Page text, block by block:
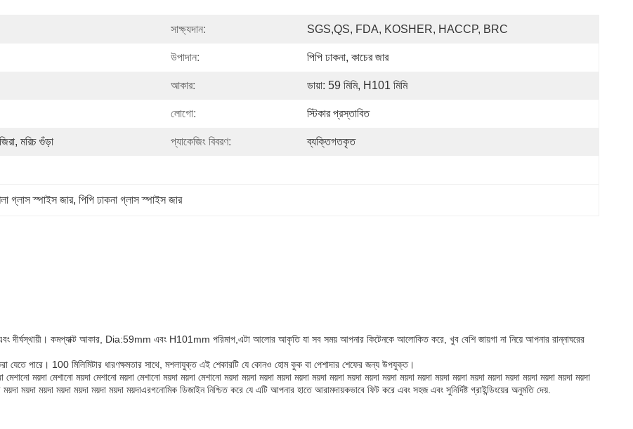
সাক্ষ্যদান: SGS,QS, FDA, KOSHER, HACCP, BRC
উপাদান: পিপি ঢাকনা, কাচের জার
আকার: ডায়া: 59 মিমি, H101 মিমি
লোগো: স্টিকার প্রস্তাবিত
মরিচ গুঁড়া প্যাকেজিং বিবরণ: ব্যক্তিগতকৃত
গ্লাস স্পাইস জার, পিপি ঢাকনা গ্লাস স্পাইস জার
এবং দীর্ঘস্থায়ী। কমপ্যাক্ট আকার, Dia:59mm এবং H101mm পরিমাপ,এটা আলোর আকৃতি যা সব সময় আপনার কিটেনকে আলোকিত করে, খুব বেশি জায়গা না নিয়ে আপনার রান্নাঘরের
যেতে পারে। 100 মিলিমিটার ধারণক্ষমতার সাথে, মশলাযুক্ত এই শেকারটি যে কোনও হোম কুক বা পেশাদার শেফের জন্য উপযুক্ত।
ময়দা মেশানো ময়দা মেশানো ময়দা মেশানো ময়দা ময়দা মেশানো ময়দা ময়দা ময়দা ময়দা ময়দা ময়দা ময়দা ময়দা ময়দা ময়দা ময়দা ময়দা ময়দা ময়দা ময়দা ময়দা ময়দা ময়দা ময়দা ময়দা ময়দা
ময়দা ময়দা ময়দা ময়দা ময়দা ময়দা ময়দা ময়দাএরগনোমিক ডিজাইন নিশ্চিত করে যে এটি আপনার হাতে আরামদায়কভাবে ফিট করে এবং সহজ এবং সুনির্দিষ্ট গ্রাইন্ডিংয়ের অনুমতি দেয়.